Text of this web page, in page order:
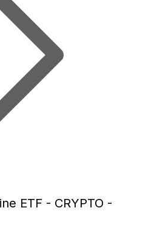
ETF - CRYPTO -